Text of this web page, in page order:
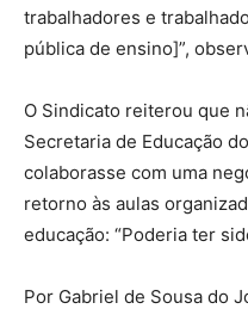
trabalhadores e
pública de ensino]”,
O Sindicato reiterou que
Secretaria de Educação
colaborasse com uma
retorno às aulas
educação: “Poderia ter
Por Gabriel de Sousa do